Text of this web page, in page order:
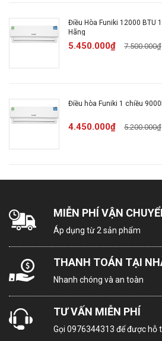
Kích thước -
Khối lượng dàn
Dài 97
Kích thước -
Khối lượng dàn
nóng:
Dài 83 cm
Chiều cao lắp
đặt tối đa giữa
cục nóng-lạnh:
đồng:
Điều Hòa Funiki 12000 BTU
Hãng
5.450.000₫ 7.500.000₫
Điều hòa Funiki 1 chiều
4.450.000₫ 5.200.000₫
MIỄN PHÍ VẬN
Áp dụng từ 2 sản phẩm
THANH TOÁN TẠI
Nhanh chóng và an toàn
TƯ VẤN MIỄN PHÍ
Gọi 0976344313 để được hỗ